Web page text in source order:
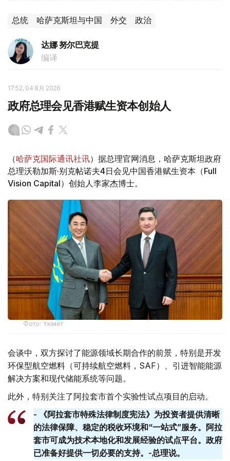
总统 哈萨克斯坦与中国 外交 政治
达娜 努尔巴克提
编译
17:52, 04 8月 2026
政府总理会见香港赋生资本创始人
（哈萨克国际通讯社讯）据总理官网消息，哈萨克斯坦政府
总理沃勒加斯·别克帖诺夫4日会见中国香港赋生资本（Full
Vision Capital）创始人李家杰博士。
Фото: Үкімет
会谈中，双方探讨了能源领域长期合作的前景，特别是开发
环保型航空燃料（可持续航空燃料，SAF）、引进智能能源
解决方案和现代储能系统等问题。
此外，特别关注了阿拉套市首个实验性试点项目的启动。
- 《阿拉套市特殊法律制度宪法》为投资者提供清晰
的法律保障、稳定的税收环境和“一站式”服务。阿拉
套​​市可成为技术本地化和发展经验的试点平台。政府
已准备好提供一切必要的支持。-总理说。